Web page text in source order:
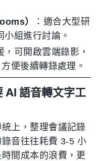
）
：適合大型研
組進行討論。
，可開啟雲端錄影，
便後續轉錄處理。
AI 語音轉文字工
上，整理會議記錄
音往往耗費 3-5 小
間成本的浪費，更